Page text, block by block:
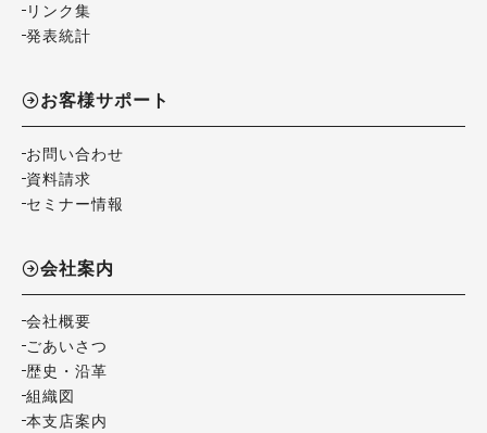
リンク集
発表統計
お客様サポート
お問い合わせ
資料請求
セミナー情報
会社案内
会社概要
ごあいさつ
歴史・沿革
組織図
本支店案内